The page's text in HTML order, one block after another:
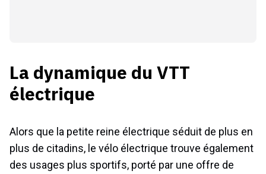
La dynamique du VTT
électrique
Alors que la petite reine électrique séduit de plus en
plus de citadins, le vélo électrique trouve également
des usages plus sportifs, porté par une offre de